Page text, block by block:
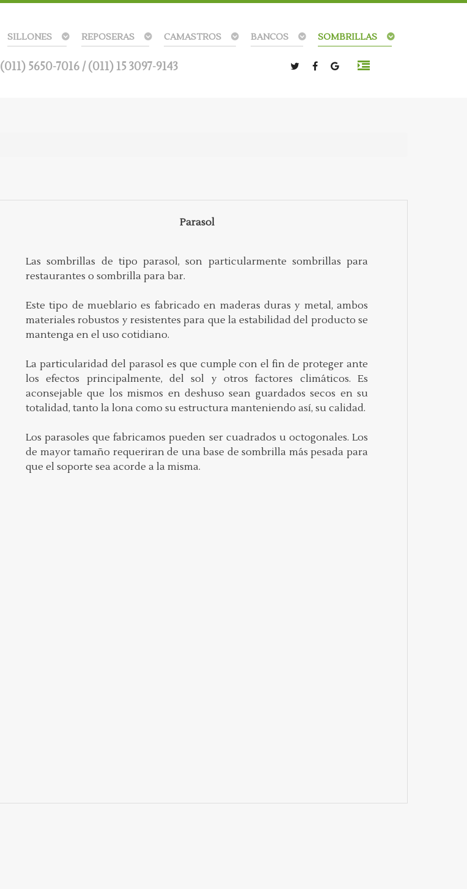
SILLONES REPOSERAS CAMASTROS BANCOS SOMBRILLAS
(011) 5650-7016 /(011) 15 3097-9143
Parasol
Las sombrillas de tipo parasol, son particularmente sombrillas para
restaurantes o sombrilla para bar.
Este tipo de mueblario es fabricado en maderas duras y metal, ambos
materiales robustos y resistentes para que la estabilidad del producto se
mantenga en el uso cotidiano.
La particularidad del parasol es que cumple con el fin de proteger ante
los efectos principalmente, del sol y otros factores climáticos. Es
aconsejable que los mismos en deshuso sean guardados secos en su
totalidad, tanto la lona como su estructura manteniendo así, su calidad.
Los parasoles que fabricamos pueden ser cuadrados u octogonales. Los
de mayor tamaño requeriran de una base de sombrilla más pesada para
que el soporte sea acorde a la misma.